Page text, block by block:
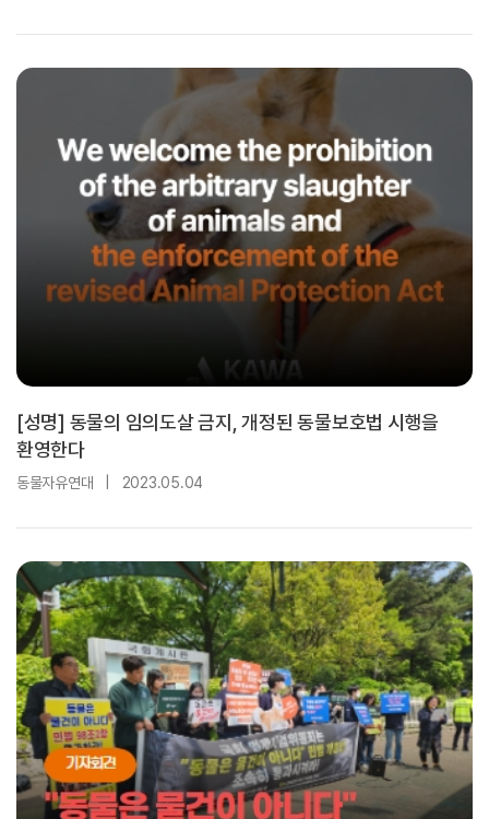
[성명] 동물의 임의도살 금지, 개정된 동물보호법 시행을
환영한다
동물자유연대 2023.05.04